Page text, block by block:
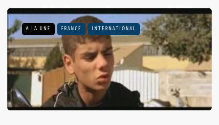
A LA UNE FRANCE INTERNATIONAL